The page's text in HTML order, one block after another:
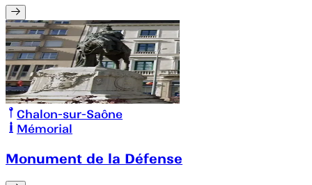
Chalon-sur-Saône
Mémorial
Monument de la Défense